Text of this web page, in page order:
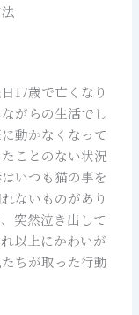
17歳で亡くなり
がらの生活でし
動かなくなって
ことのない状況
いつも猫の事を
ないものがあり
突然泣き出して
以上にかわいが
ちが取った行動